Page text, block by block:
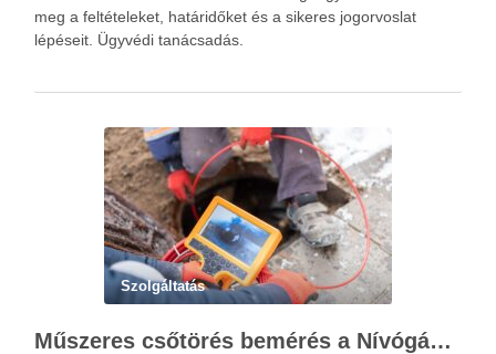
meg a feltételeket, határidőket és a sikeres jogorvoslat
lépéseit. Ügyvédi tanácsadás.
Szolgáltatás
Műszeres csőtörés bemérés a Nívógáz Hungária Kft.-vel